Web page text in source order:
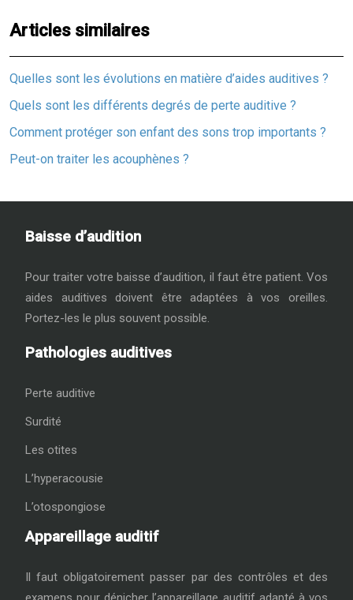
Articles similaires
Quelles sont les évolutions en matière d’aides auditives ?
Quels sont les différents degrés de perte auditive ?
Comment protéger son enfant des sons trop importants ?
Peut-on traiter les acouphènes ?
Baisse d’audition
Pour traiter votre baisse d’audition, il faut être patient. Vos
aides auditives doivent être adaptées à vos oreilles.
Portez-les le plus souvent possible.
Pathologies auditives
Perte auditive
Surdité
Les otites
L’hyperacousie
L’otospongiose
Appareillage auditif
Il faut obligatoirement passer par des contrôles et des